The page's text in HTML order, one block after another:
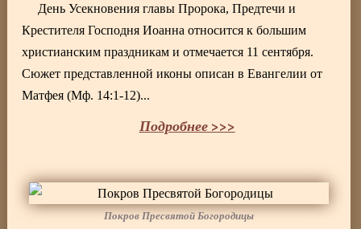
День Усекновения главы Пророка, Предтечи и
Крестителя Господня Иоанна относится к большим
христианским праздникам и отмечается 11 сентября.
Сюжет представленной иконы описан в Евангелии от
Матфея (Мф. 14:1-12)...
Подробнее >>>
Покров Пресвятой Богородицы